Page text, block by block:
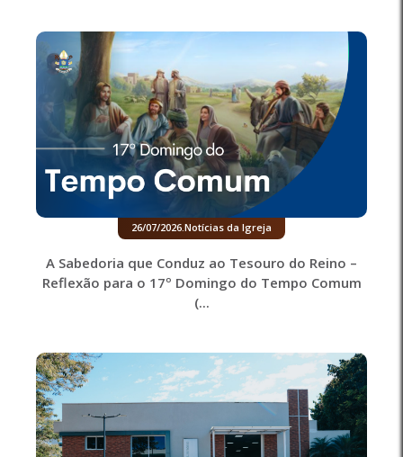
26/07/2026 Notícias da Igreja
A Sabedoria que Conduz ao Tesouro do Reino –
Reflexão para o 17º Domingo do Tempo Comum
(...